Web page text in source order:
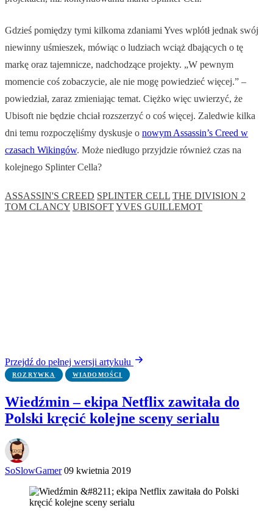
Gdzieś pomiędzy tymi kilkoma zdaniami Yves wplótł jednak swój
niewinny uśmieszek, mówiąc o ludziach wciąż dbających o tę
markę oraz tajemnicze, nadchodzące projekty. „W pewnym
momencie coś zobaczycie, ale nie mogę powiedzieć więcej.” –
powiedział, zaraz zmieniając temat. Ciężko więc uwierzyć, że
Ubisoft nie będzie chciał rozszerzyć o coś więcej. Zaledwie kilka
dni temu rozpoczęliśmy dyskusje o nowym Assassin’s Creed w
czasach Wikingów. Może niedługo przyjdzie również czas na
kolejnego Splinter Cella?
ASSASSIN'S CREED SPLINTER CELL THE DIVISION 2
TOM CLANCY UBISOFTYVES GUILLEMOT
Przejdź do pełnej wersji artykułu
ROZRYWKA WIADOMOŚCI
Wiedźmin – ekipa Netflix zawitała do
Polski kręcić kolejne sceny serialu
SoSlowGamer 09 kwietnia 2019